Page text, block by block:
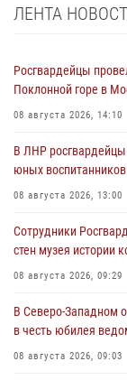
ЛЕНТА
Росгвардейцы
Поклонной горе в
08 августа 2026, 14:10
В ЛНР росгвардейцы
юных
08 августа 2026, 13:00
Сотрудники
стен музея истории
08 августа 2026, 09:29
В Северо-Западном
в честь юбилея
08 августа 2026, 09:03